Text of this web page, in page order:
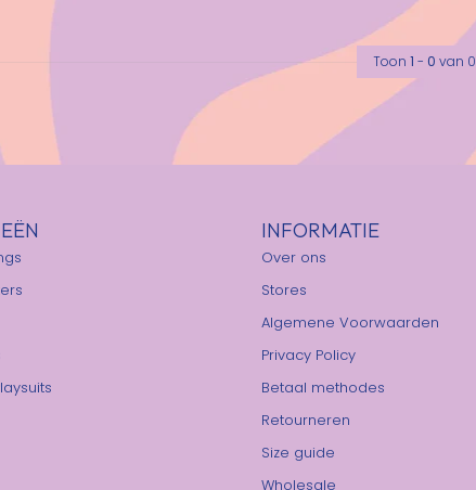
Toon 1 - 0 van 0
INFORMATIE
Over ons
Stores
Algemene Voorwaarden
Privacy Policy
Betaal methodes
Retourneren
Size guide
Wholesale